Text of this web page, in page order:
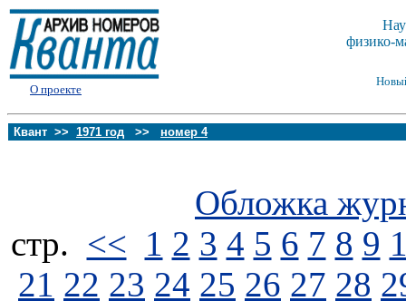
О проекте
физико-
Квант >> 1971 год >> номер 4
Обложка
стp. << 1 2 3 4 5 6 7 8 9
21 22 23 24 25 26 27 28